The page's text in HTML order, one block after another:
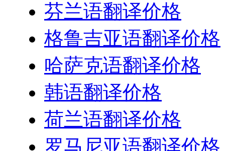
芬兰语翻译价格
格鲁吉亚语翻译价格
哈萨克语翻译价格
韩语翻译价格
荷兰语翻译价格
罗马尼亚语翻译价格